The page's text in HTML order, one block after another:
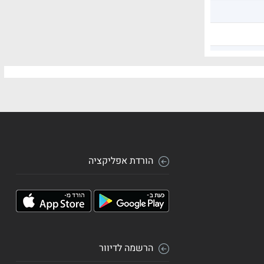
הורדת אפליקציה
הרשמה לדיוור